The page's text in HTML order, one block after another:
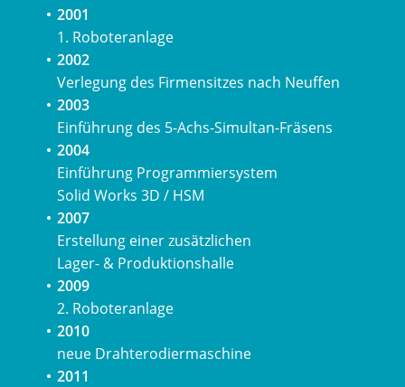
2001
1. Roboteranlage
2002
Verlegung des Firmensitzes nach Neuffen
2003
Einführung des 5-Achs-Simultan-Fräsens
2004
Einführung Programmiersystem
Solid Works 3D / HSM
2007
Erstellung einer zusätzlichen
Lager- & Produktionshalle
2009
2. Roboteranlage
2010
neue Drahterodiermaschine
2011